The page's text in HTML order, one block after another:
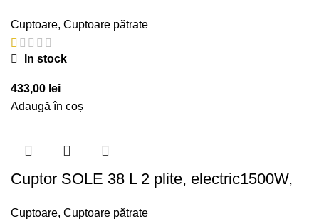
Cuptoare, Cuptoare pătrate
In stock
433,00 lei
Adaugă în coș
Cuptor SOLE 38 L 2 plite, electric1500W,
Cuptoare, Cuptoare pătrate